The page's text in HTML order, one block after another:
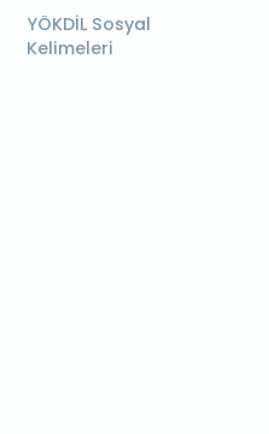
YÖKDİL Sosyal
Kelimeleri